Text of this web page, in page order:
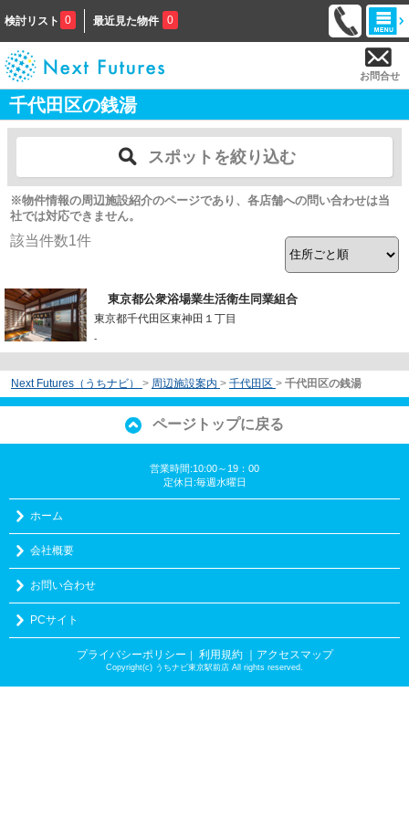
検討リスト 0 最近見た物件 0
お問合せ
千代田区の銭湯
スポットを絞り込む
※物件情報の周辺施設紹介のページであり、各店舗への問い合わせは当
社では対応できません。
該当件数1件
東京都公衆浴場業生活衛生同業組合
東京都千代田区東神田１丁目
-
Next Futures（うちナビ） > 周辺施設案内 > 千代田区 > 千代田区の銭湯
ページトップに戻る
営業時間:10:00～19：00
定休日:毎週水曜日
ホーム
会社概要
お問い合わせ
PCサイト
プライバシーポリシー ｜ 利用規約 ｜アクセスマップ
Copyright(c) うちナビ東京駅前店 All rights reserved.